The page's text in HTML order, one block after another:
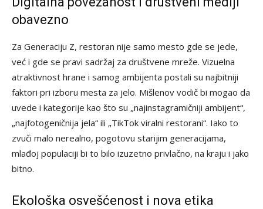
obavezno
Za Generaciju Z, restoran nije samo mesto gde se jede,
već i gde se pravi sadržaj za društvene mreže. Vizuelna
atraktivnost hrane i samog ambijenta postali su najbitniji
faktori pri izboru mesta za jelo. Mišlenov vodič bi mogao da
uvede i kategorije kao što su „najinstagramičniji ambijent“,
„najfotogeničnija jela“ ili „TikTok viralni restorani“. Iako to
zvuči malo nerealno, pogotovu starijim generacijama,
mlađoj populaciji bi to bilo izuzetno privlačno, na kraju i jako
bitno.
Ekološka osvešćenost i nova etika